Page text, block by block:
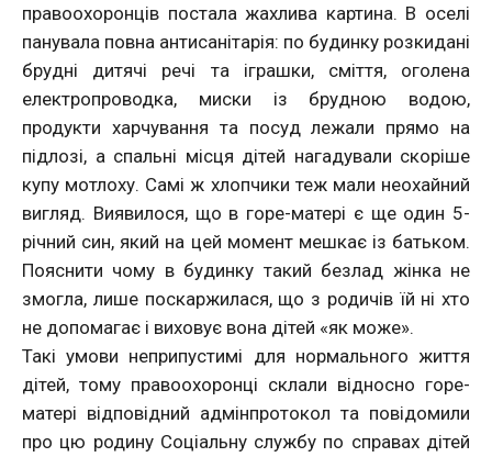
правоохоронців постала жахлива картина. В оселі
панувала повна антисанітарія: по будинку розкидані
брудні дитячі речі та іграшки, сміття, оголена
електропроводка, миски із брудною водою,
продукти харчування та посуд лежали прямо на
підлозі, а спальні місця дітей нагадували скоріше
купу мотлоху. Самі ж хлопчики теж мали неохайний
вигляд. Виявилося, що в горе-матері є ще один 5-
річний син, який на цей момент мешкає із батьком.
Пояснити чому в будинку такий безлад жінка не
змогла, лише поскаржилася, що з родичів їй ні хто
не допомагає і виховує вона дітей «як може».
Такі умови неприпустимі для нормального життя
дітей, тому правоохоронці склали відносно горе-
матері відповідний адмінпротокол та повідомили
про цю родину Соціальну службу по справах дітей